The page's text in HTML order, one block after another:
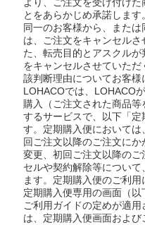
とをあらかじめ承諾します
同一のお客様から、また
は、ご注文をキャンセル
た、転売目的とアスクル
をキャンセルさせていた
該判断理由についてお客様
LOHACOでは、LOHACO
購入（ご注文された商品
するサービスで、以下「
す。定期購入便において
回ご注文以降のご注文に
変更、初回ご注文以降の
セルや契約解除等につい
ます。定期購入便のご利
定期購入便専用の画面（
ご利用ガイドの定めが適
は、定期購入便画面および